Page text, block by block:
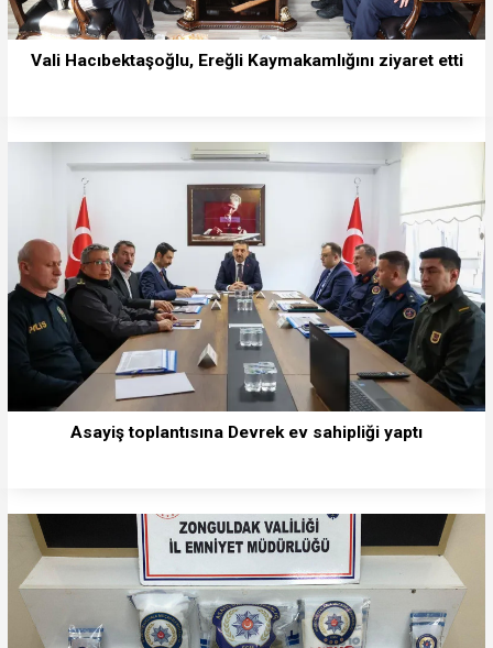
Vali Hacıbektaşoğlu, Ereğli Kaymakamlığını ziyaret etti
Asayiş toplantısına Devrek ev sahipliği yaptı